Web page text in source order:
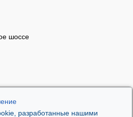
разработанные нашими
шоссе